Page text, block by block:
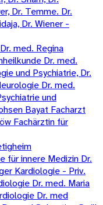
Dr. Temme. Dr.
Dr. Wiener -
med. Regina
Dr. med.
und Psychiatrie, Dr.
Dr. med.
und
Bayat Facharzt
Fachärztin für
für innere Medizin Dr.
Kardiologie - Priv.
Dr. med. Maria
Dr. med